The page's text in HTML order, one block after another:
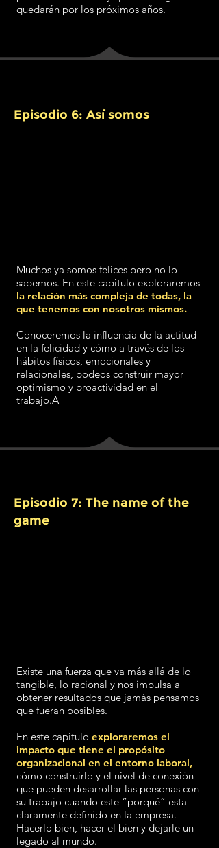
quedarán por los próximos años.
Episodio 6: Así somos
Muchos ya somos felices pero no lo
sabemos. En este capitulo exploraremos
la relación más compleja de todas, la
que tenemos con nosotros mismos.
Conoceremos la influencia de la actitud
en la felicidad y cómo a través de los
hábitos físicos, emocionales y
relacionales, podeos construir mayor
optimismo y proactividad en el
trabajo.A
Episodio 7: The name of the
game
Existe una fuerza que va más allá de lo
tangible, lo racional y nos impulsa a
obtener resultados que jamás pensamos
que fueran posibles.
En este capítulo exploraremos el
impacto que tiene el propósito
organizacional en el entorno laboral,
cómo construirlo y el nivel de conexión
que pueden desarrollar las personas con
su trabajo cuando este “porqué” esta
claramente definido en la empresa.
Hacerlo bien, hacer el bien y dejarle un
legado al mundo.